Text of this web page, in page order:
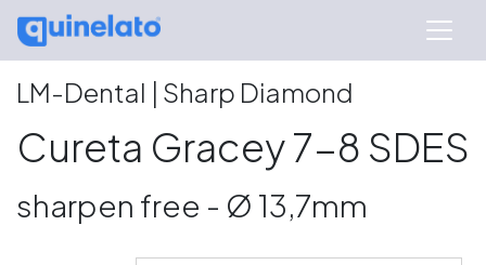
LM-Dental | Sharp Diamond
Cureta Gracey 7-8 SDES
sharpen free - Ø 13,7mm